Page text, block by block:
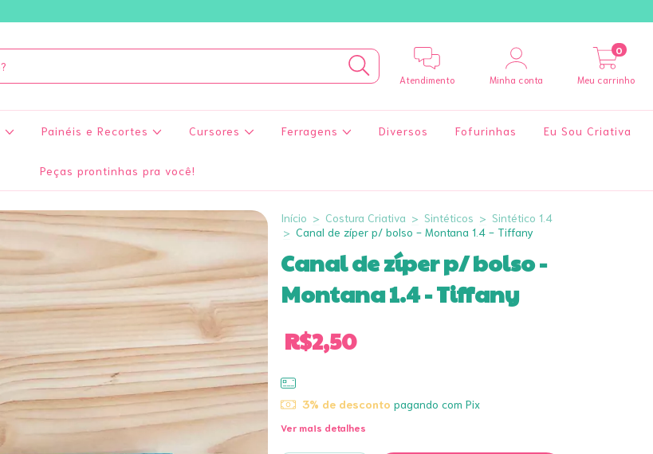
Atendimento Minha conta Meu carrinho
0
Painéis e Recortes Cursores Ferragens Diversos Fofurinhas Eu Sou Criativa
Peças prontinhas pra você!
Início > Costura Criativa > Sintéticos > Sintético 1.4
> Canal de zíper p/ bolso - Montana 1.4 - Tiffany
Canal de zíper p/ bolso -
Montana 1.4 - Tiffany
R$2,50
3% de desconto pagando com Pix
Ver mais detalhes